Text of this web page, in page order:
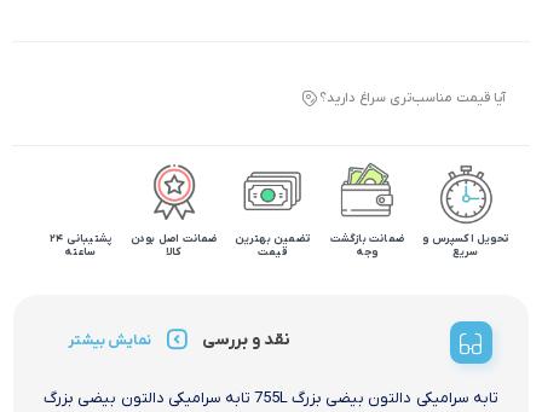
آیا قیمت مناسب‌تری سراغ دارید؟
تحویل اکسپرس و
سریع
ضمانت بازگشت
وجه
تضمین بهترین
قیمت
ضمانت اصل بودن
کالا
پشتیبانی 24
ساعته
نقد و بررسی نمایش بیشتر
تابه سرامیکی دالتون بیضی بزرگ 755L تابه سرامیکی دالتون بیضی بزرگ